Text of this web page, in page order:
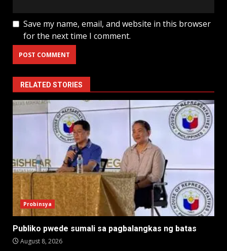
Save my name, email, and website in this browser
for the next time I comment.
RELATED STORIES
Probinsya
Publiko pwede sumali sa pagbalangkas ng batas
August 8, 2026